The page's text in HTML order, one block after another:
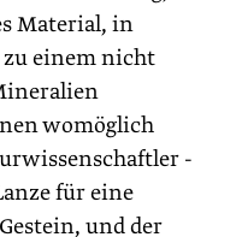
Material, in
zu einem nicht
womöglich
für eine
und der